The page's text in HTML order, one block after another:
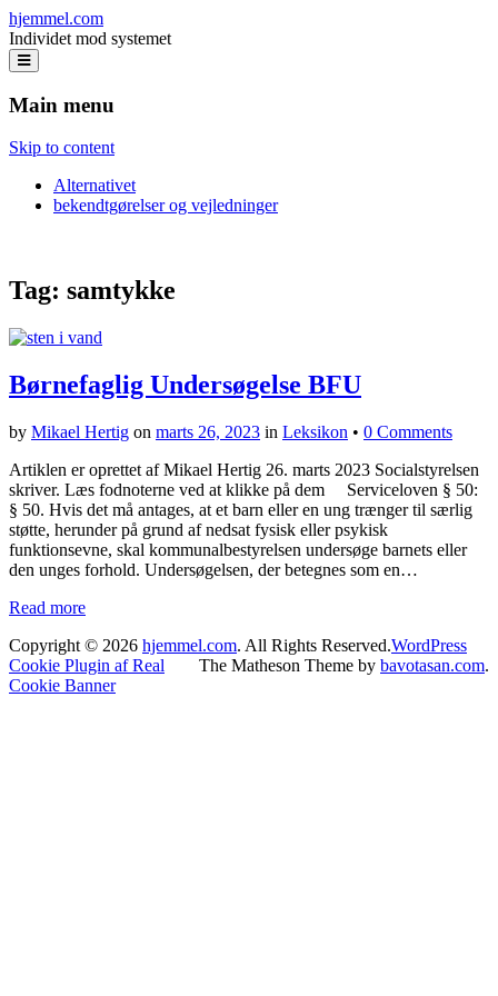
hjemmel.com
Individet mod systemet
Main menu
Skip to content
Alternativet
bekendtgørelser og vejledninger
Tag: samtykke
Børnefaglig Undersøgelse BFU
by Mikael Hertig on marts 26, 2023 in Leksikon • 0 Comments
Artiklen er oprettet af Mikael Hertig 26. marts 2023 Socialstyrelsen
skriver. Læs fodnoterne ved at klikke på dem Serviceloven § 50:
§ 50. Hvis det må antages, at et barn eller en ung trænger til særlig
støtte, herunder på grund af nedsat fysisk eller psykisk
funktionsevne, skal kommunalbestyrelsen undersøge barnets eller
den unges forhold. Undersøgelsen, der betegnes som en…
Read more
Copyright © 2026 hjemmel.com. All Rights Reserved.
The Matheson Theme by bavotasan.com.
WordPress
Cookie Plugin af Real
Cookie Banner